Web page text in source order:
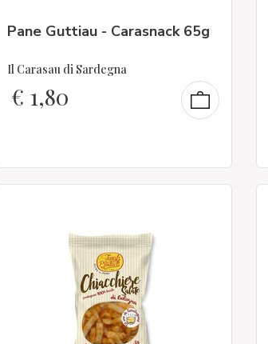
Pane Guttiau - Carasnack 65g
Il Carasau di Sardegna
€ 1,80